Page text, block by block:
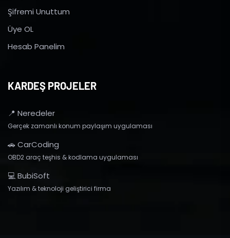
Şifremi Unuttum
Üye OL
Hesab Panelim
KARDEŞ PROJELER
📍 Neredeler
Gerçek zamanlı konum paylaşım uygulaması
🚗 CarCoding
OBD2 araç teşhis & kodlama uygulaması
💻 BubiSoft
Yazılım & teknoloji geliştirici firma